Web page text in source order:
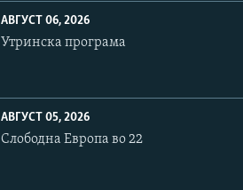
АВГУСТ 06, 2026
Утринска програма
АВГУСТ 05, 2026
Слободна Европа во 22